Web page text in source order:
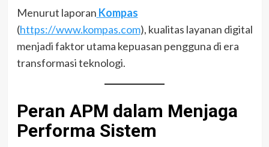
Menurut laporan Kompas
(https://www.kompas.com), kualitas layanan digital
menjadi faktor utama kepuasan pengguna di era
transformasi teknologi.
Peran APM dalam Menjaga
Performa Sistem